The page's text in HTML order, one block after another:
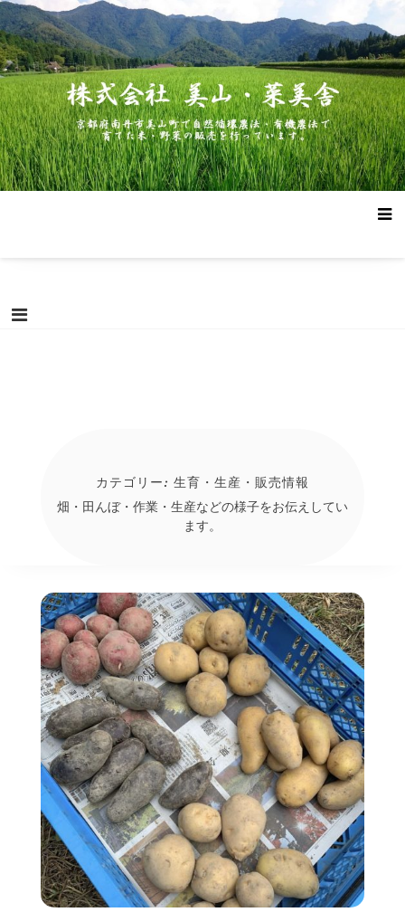
コ
ン
テ
ン
ツ
へ
ス
キ
ッ
プ
株式会社 美山・菜美舎
京都府南丹市美山町で自然循環農法・有機農法で作った米・野菜
の販売を行っています。
カテゴリー: 生育・生産・販売情報
畑・田んぼ・作業・生産などの様子をお伝えしてい
ます。